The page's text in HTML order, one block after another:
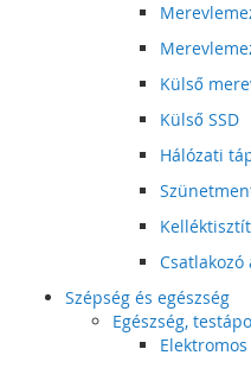
Külső
Külső SSD
Hálózati
Szépség és egészség
Egészség,